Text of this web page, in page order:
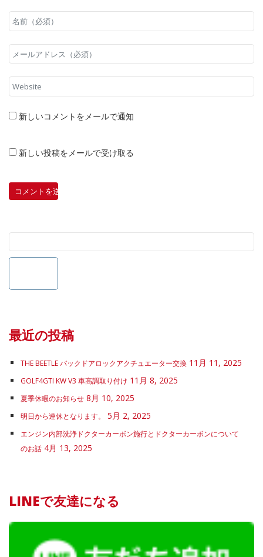
新しいコメントをメールで通知
新しい投稿をメールで受け取る
最近の投稿
THE BEETLE バックドアロックアクチュエーター交換 11月 11, 2025
GOLF4GTI KW V3 車高調取り付け 11月 8, 2025
夏季休暇のお知らせ 8月 10, 2025
明日から連休となります。 5月 2, 2025
エンジン内部洗浄ドクターカーボン施行とドクターカーボンについて
のお話 4月 13, 2025
LINEで友達になる